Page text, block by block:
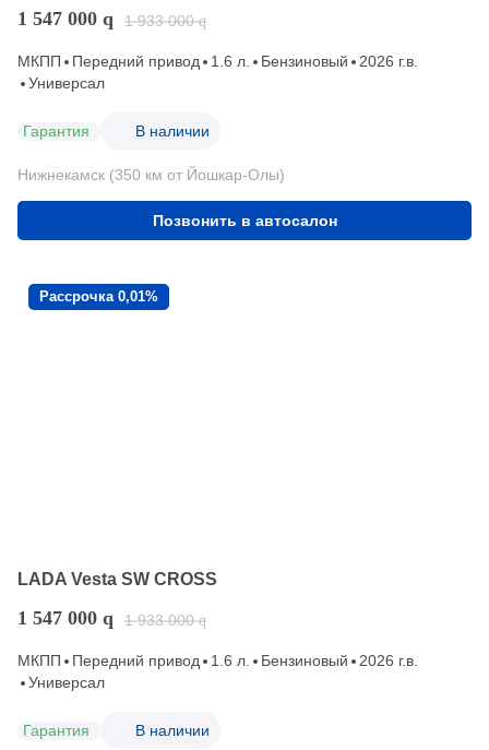
1 547 000 q 1 933 000 q
МКПП Передний привод 1.6 л. Бензиновый
2026 г.в.
Универсал
Гарантия В наличии
Нижнекамск (350 км от Йошкар-Олы)
Позвонить в автосалон
Рассрочка 0,01%
LADA Vesta SW CROSS
1 547 000 q 1 933 000 q
МКПП Передний привод 1.6 л. Бензиновый
2026 г.в.
Универсал
Гарантия В наличии